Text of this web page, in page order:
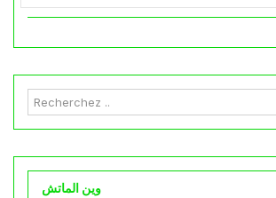
وين الماتش